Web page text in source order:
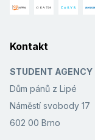
Kontakt
STUDENT AGENCY
Dům pánů z Lipé
Náměstí svobody 17
602 00 Brno